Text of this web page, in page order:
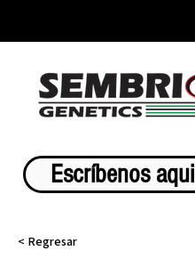
Escríbenos aqui
< Regresar